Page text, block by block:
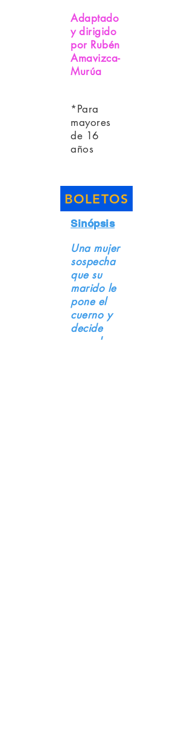
Adaptado
y dirigido
por Rubén
Amavizca-
Murúa
*Para
mayores
de 16
años
BOLETOS
Sinópsis
Una mujer
sospecha
que su
marido le
pone el
cuerno y
decide
ponerle